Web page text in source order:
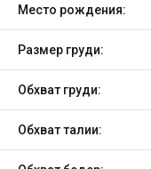
Место рождения:
Размер груди:
Обхват груди:
Обхват талии: